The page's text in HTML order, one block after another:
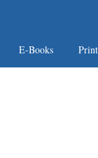
E-Books Print